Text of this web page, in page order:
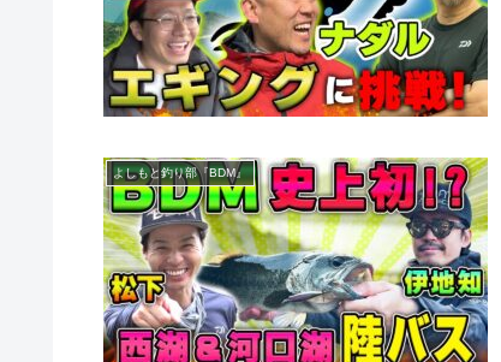
よしもと釣り部『BDM』